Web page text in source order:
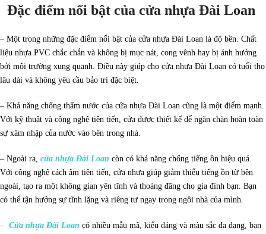
Đặc điểm nổi bật của cửa nhựa Đài Loan
– Một trong những đặc điểm nổi bật của cửa nhựa Đài Loan là độ bền. Chất
liệu nhựa PVC chắc chắn và không bị mục nát, cong vênh hay bị ảnh hưởng
bởi môi trường xung quanh. Điều này giúp cho cửa nhựa Đài Loan có tuổi thọ
lâu dài và không yêu cầu bảo trì đặc biệt.
– Khả năng chống thấm nước của cửa nhựa Đài Loan cũng là một điểm mạnh.
Với kỹ thuật và công nghệ tiên tiến, cửa được thiết kế để ngăn chặn hoàn toàn
sự xâm nhập của nước vào bên trong nhà.
– Ngoài ra, cửa nhựa Đài Loan còn có khả năng chống tiếng ồn hiệu quả.
Với công nghệ cách âm tiên tiến, cửa nhựa giúp giảm thiểu tiếng ồn từ bên
ngoài, tạo ra một không gian yên tĩnh và thoáng đãng cho gia đình bạn. Bạn
có thể tận hưởng sự tĩnh lặng và riêng tư ngay trong ngôi nhà của mình.
– Cửa nhựa Đài Loan có nhiều mẫu mã, kiểu dáng và màu sắc đa dạng, bạn